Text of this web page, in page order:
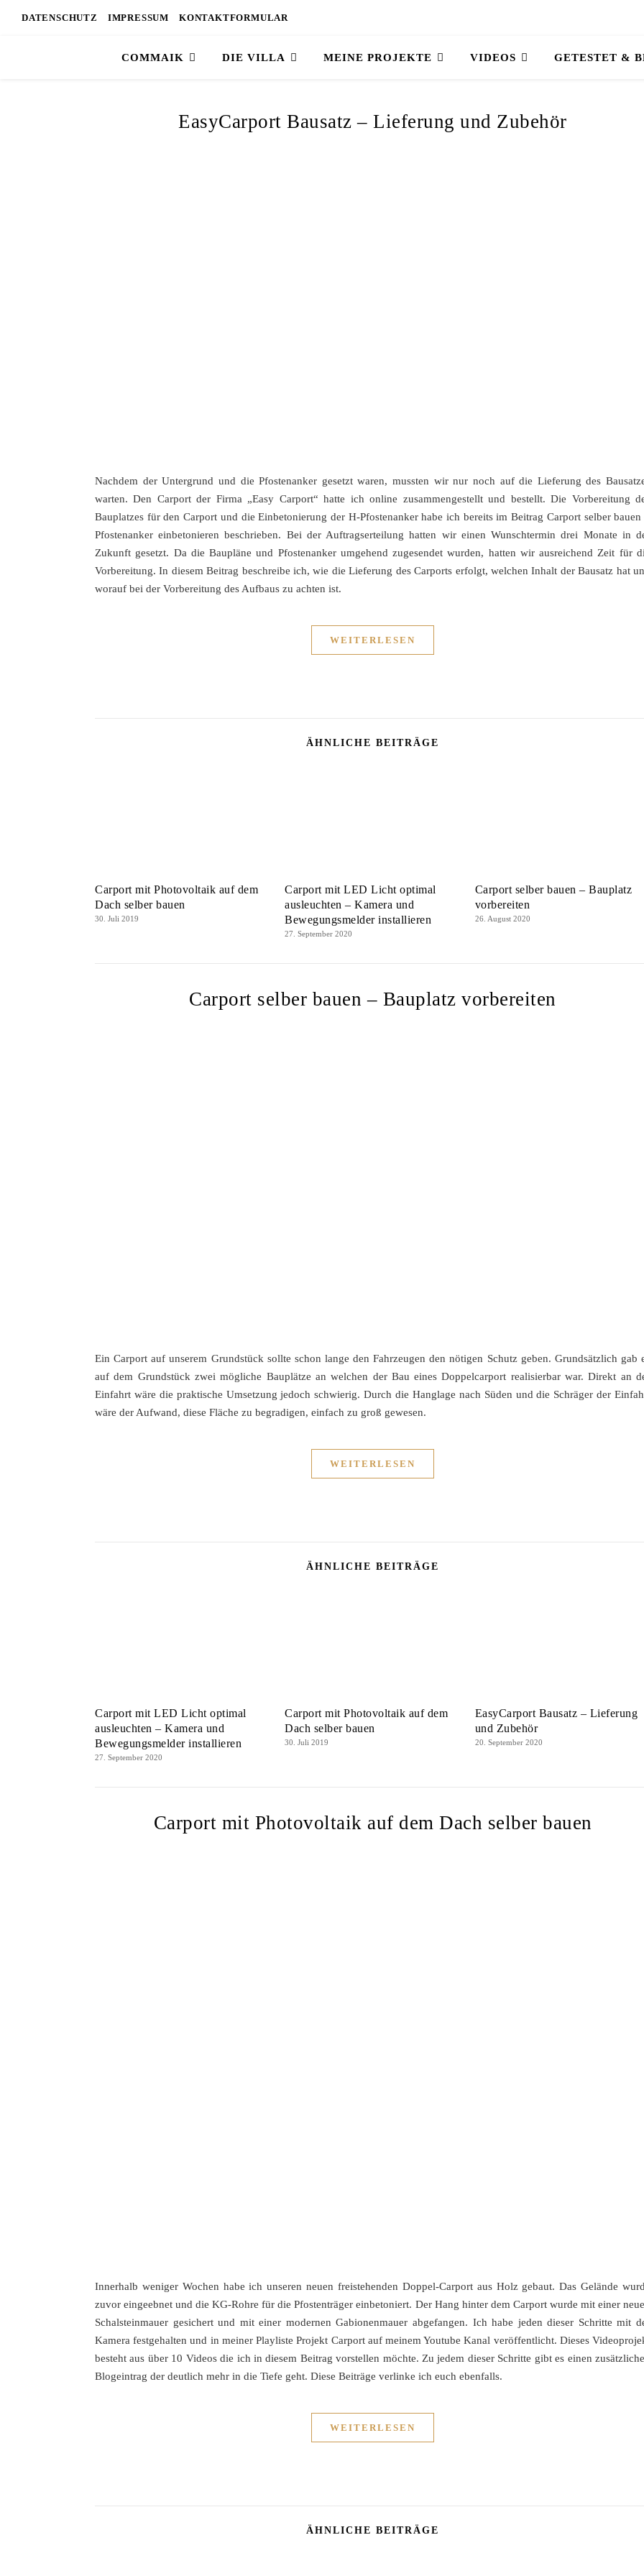
DATENSCHUTZ IMPRESSUM KONTAKTFORMULAR
COMMAIK DIE VILLA MEINE PROJEKTE VIDEOS GETESTET &
EasyCarport Bausatz – Lieferung und Zubehör
Nachdem der Untergrund und die Pfostenanker gesetzt waren, mussten wir nur noch auf die Lieferung des
warten. Den Carport der Firma „Easy Carport“ hatte ich online zusammengestellt und bestellt. Die Vorbereitung
Bauplatzes für den Carport und die Einbetonierung der H-Pfostenanker habe ich bereits im Beitrag Carport selber bauen
Pfostenanker einbetonieren beschrieben. Bei der Auftragserteilung hatten wir einen Wunschtermin drei Monate in
Zukunft gesetzt. Da die Baupläne und Pfostenanker umgehend zugesendet wurden, hatten wir ausreichend Zeit für
Vorbereitung. In diesem Beitrag beschreibe ich, wie die Lieferung des Carports erfolgt, welchen Inhalt der Bausatz hat
worauf bei der Vorbereitung des Aufbaus zu achten ist.
WEITERLESEN
ÄHNLICHE BEITRÄGE
Carport mit Photovoltaik auf dem
Dach selber bauen
30. Juli 2019
Carport mit LED Licht optimal
ausleuchten – Kamera und
Bewegungsmelder installieren
27. September 2020
Carport selber bauen – Bauplatz
vorbereiten
26. August 2020
Carport selber bauen – Bauplatz vorbereiten
Ein Carport auf unserem Grundstück sollte schon lange den Fahrzeugen den nötigen Schutz geben. Grundsätzlich gab
auf dem Grundstück zwei mögliche Bauplätze an welchen der Bau eines Doppelcarport realisierbar war. Direkt an
Einfahrt wäre die praktische Umsetzung jedoch schwierig. Durch die Hanglage nach Süden und die Schräger der
wäre der Aufwand, diese Fläche zu begradigen, einfach zu groß gewesen.
WEITERLESEN
ÄHNLICHE BEITRÄGE
Carport mit LED Licht optimal
ausleuchten – Kamera und
Bewegungsmelder installieren
27. September 2020
Carport mit Photovoltaik auf dem
Dach selber bauen
30. Juli 2019
EasyCarport Bausatz – Lieferung
und Zubehör
20. September 2020
Carport mit Photovoltaik auf dem Dach selber bauen
Innerhalb weniger Wochen habe ich unseren neuen freistehenden Doppel-Carport aus Holz gebaut. Das Gelände
zuvor eingeebnet und die KG-Rohre für die Pfostenträger einbetoniert. Der Hang hinter dem Carport wurde mit einer
Schalsteinmauer gesichert und mit einer modernen Gabionenmauer abgefangen. Ich habe jeden dieser Schritte mit
Kamera festgehalten und in meiner Playliste Projekt Carport auf meinem Youtube Kanal veröffentlicht. Dieses
besteht aus über 10 Videos die ich in diesem Beitrag vorstellen möchte. Zu jedem dieser Schritte gibt es einen
Blogeintrag der deutlich mehr in die Tiefe geht. Diese Beiträge verlinke ich euch ebenfalls.
WEITERLESEN
ÄHNLICHE BEITRÄGE